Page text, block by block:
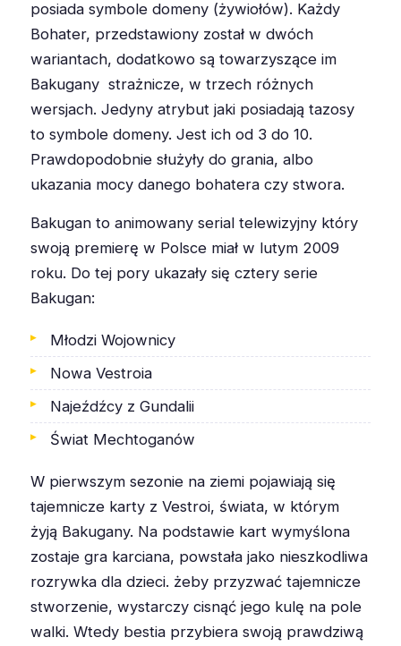
posiada symbole domeny (żywiołów). Każdy
Bohater, przedstawiony został w dwóch
wariantach, dodatkowo są towarzyszące im
Bakugany strażnicze, w trzech różnych
wersjach. Jedyny atrybut jaki posiadają tazosy
to symbole domeny. Jest ich od 3 do 10.
Prawdopodobnie służyły do grania, albo
ukazania mocy danego bohatera czy stwora.
Bakugan to animowany serial telewizyjny który
swoją premierę w Polsce miał w lutym 2009
roku. Do tej pory ukazały się cztery serie
Bakugan:
Młodzi Wojownicy
Nowa Vestroia
Najeźdźcy z Gundalii
Świat Mechtoganów
W pierwszym sezonie na ziemi pojawiają się
tajemnicze karty z Vestroi, świata, w którym
żyją Bakugany. Na podstawie kart wymyślona
zostaje gra karciana, powstała jako nieszkodliwa
rozrywka dla dzieci. żeby przyzwać tajemnicze
stworzenie, wystarczy cisnąć jego kulę na pole
walki. Wtedy bestia przybiera swoją prawdziwą